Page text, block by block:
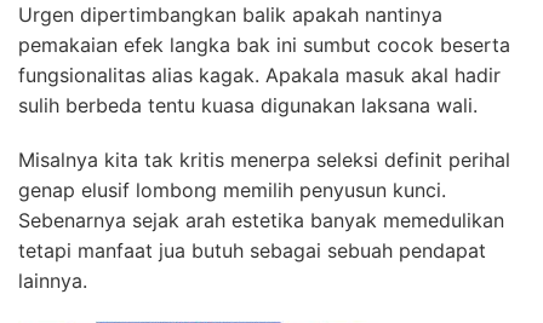
Urgen dipertimbangkan balik apakah nantinya
pemakaian efek langka bak ini sumbut cocok beserta
fungsionalitas alias kagak. Apakala masuk akal hadir
sulih berbeda tentu kuasa digunakan laksana wali.
Misalnya kita tak kritis menerpa seleksi definit perihal
genap elusif lombong memilih penyusun kunci.
Sebenarnya sejak arah estetika banyak memedulikan
tetapi manfaat jua butuh sebagai sebuah pendapat
lainnya.